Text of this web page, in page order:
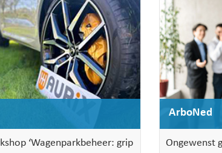
‘Wagenparkbeheer: grip
ArboNed
Ongewenst